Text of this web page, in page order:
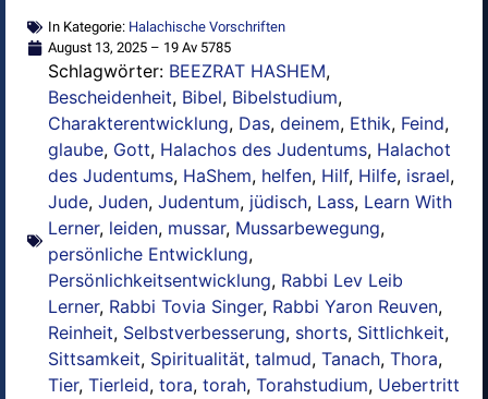
In Kategorie: Halachische Vorschriften
August 13, 2025 – 19 Av 5785
Schlagwörter: BEEZRAT HASHEM,
Bescheidenheit, Bibel, Bibelstudium,
Charakterentwicklung, Das, deinem, Ethik, Feind,
glaube, Gott, Halachos des Judentums, Halachot
des Judentums, HaShem, helfen, Hilf, Hilfe, israel,
Jude, Juden, Judentum, jüdisch, Lass, Learn With
Lerner, leiden, mussar, Mussarbewegung,
persönliche Entwicklung,
Persönlichkeitsentwicklung, Rabbi Lev Leib
Lerner, Rabbi Tovia Singer, Rabbi Yaron Reuven,
Reinheit, Selbstverbesserung, shorts, Sittlichkeit,
Sittsamkeit, Spiritualität, talmud, Tanach, Thora,
Tier, Tierleid, tora, torah, Torahstudium, Uebertritt